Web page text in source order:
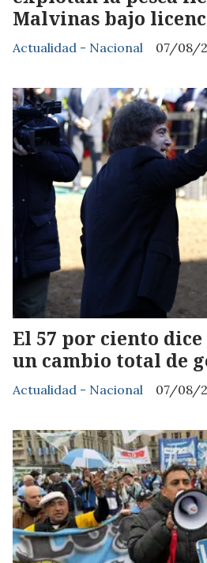
Malvinas bajo
Actualidad - Nacional 07/08/
El 57 por ciento
un cambio total de
Actualidad - Nacional 07/08/